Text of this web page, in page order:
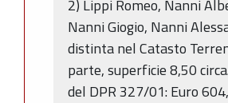
2) Lippi Romeo, Nanni
Nanni Giogio, Nanni
distinta nel Catasto
parte, superficie 8,50
del DPR 327/01: Euro